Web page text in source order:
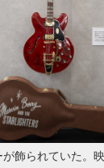
飾られていた。